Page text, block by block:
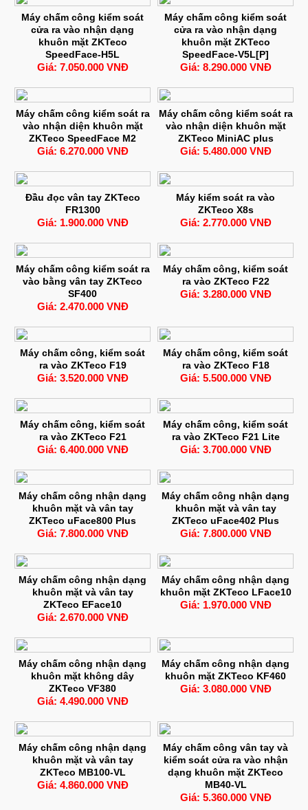
Máy chấm công kiểm soát
cửa ra vào nhận dạng
khuôn mặt ZKTeco
SpeedFace-H5L
Giá: 7.050.000 VNĐ
Máy chấm công kiểm soát
cửa ra vào nhận dạng
khuôn mặt ZKTeco
SpeedFace-V5L[P]
Giá: 8.290.000 VNĐ
Máy chấm công kiểm soát ra
vào nhận diện khuôn mặt
ZKTeco SpeedFace M2
Giá: 6.270.000 VNĐ
Máy chấm công kiểm soát ra
vào nhận diện khuôn mặt
ZKTeco MiniAC plus
Giá: 5.480.000 VNĐ
Đầu đọc vân tay ZKTeco
FR1300
Giá: 1.900.000 VNĐ
Máy kiểm soát ra vào
ZKTeco X8s
Giá: 2.770.000 VNĐ
Máy chấm công kiểm soát ra
vào bằng vân tay ZKTeco
SF400
Giá: 2.470.000 VNĐ
Máy chấm công, kiểm soát
ra vào ZKTeco F22
Giá: 3.280.000 VNĐ
Máy chấm công, kiểm soát
ra vào ZKTeco F19
Giá: 3.520.000 VNĐ
Máy chấm công, kiểm soát
ra vào ZKTeco F18
Giá: 5.500.000 VNĐ
Máy chấm công, kiểm soát
ra vào ZKTeco F21
Giá: 6.400.000 VNĐ
Máy chấm công, kiểm soát
ra vào ZKTeco F21 Lite
Giá: 3.700.000 VNĐ
Máy chấm công nhận dạng
khuôn mặt và vân tay
ZKTeco uFace800 Plus
Giá: 7.800.000 VNĐ
Máy chấm công nhận dạng
khuôn mặt và vân tay
ZKTeco uFace402 Plus
Giá: 7.800.000 VNĐ
Máy chấm công nhận dạng
khuôn mặt và vân tay
ZKTeco EFace10
Giá: 2.670.000 VNĐ
Máy chấm công nhận dạng
khuôn mặt ZKTeco LFace10
Giá: 1.970.000 VNĐ
Máy chấm công nhận dạng
khuôn mặt không dây
ZKTeco VF380
Giá: 4.490.000 VNĐ
Máy chấm công nhận dạng
khuôn mặt ZKTeco KF460
Giá: 3.080.000 VNĐ
Máy chấm công nhận dạng
khuôn mặt và vân tay
ZKTeco MB100-VL
Giá: 4.860.000 VNĐ
Máy chấm công vân tay và
kiểm soát cửa ra vào nhận
dạng khuôn mặt ZKTeco
MB40-VL
Giá: 5.360.000 VNĐ